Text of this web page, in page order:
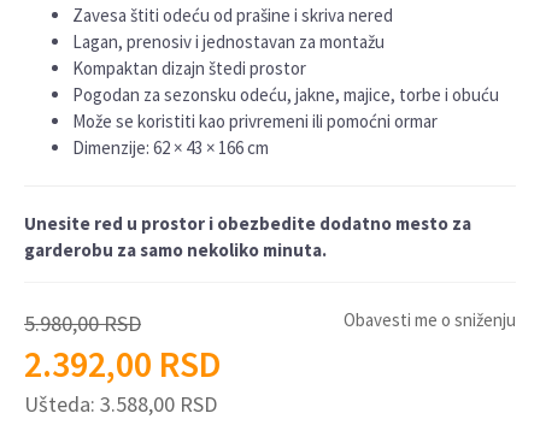
Zavesa štiti odeću od prašine i skriva nered
Lagan, prenosiv i jednostavan za montažu
Kompaktan dizajn štedi prostor
Pogodan za sezonsku odeću, jakne, majice, torbe i obuću
Može se koristiti kao privremeni ili pomoćni ormar
Dimenzije: 62 × 43 × 166 cm
Unesite red u prostor i obezbedite dodatno mesto za
garderobu za samo nekoliko minuta.
5.980,00RSD
2.392,00 RSD
Ušteda: 3.588,00 RSD
Obavesti me o sniženju